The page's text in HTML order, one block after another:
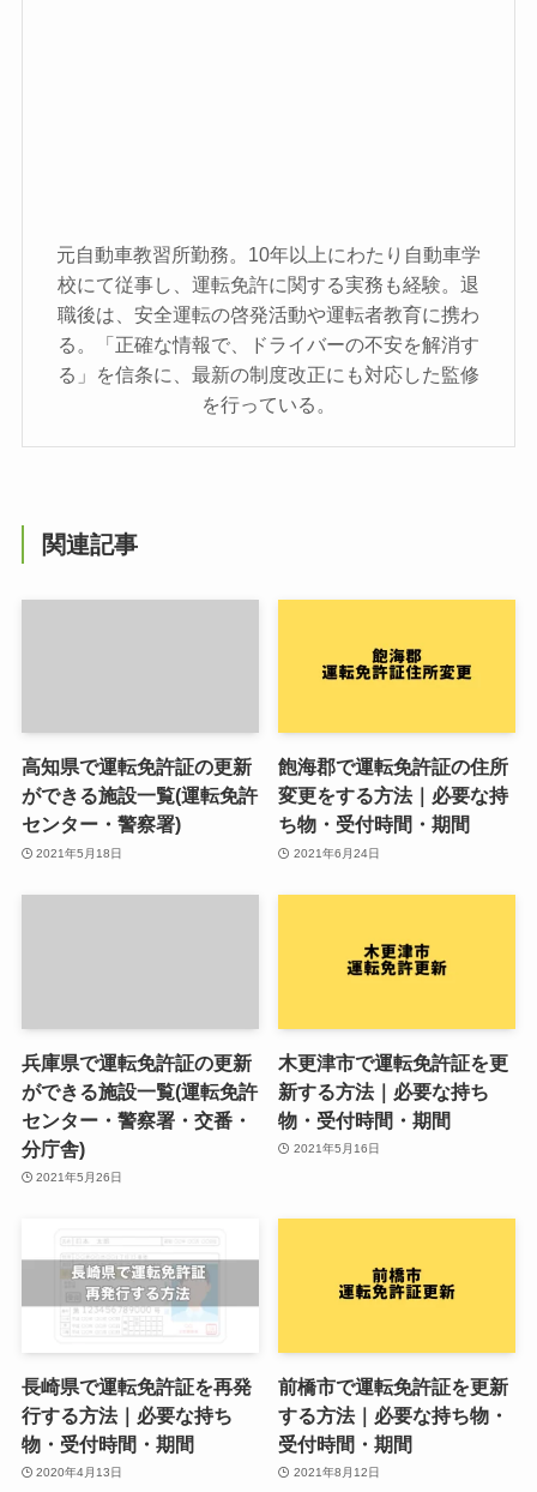
元自動車教習所勤務。10年以上にわたり自動車学
校にて従事し、運転免許に関する実務も経験。退
職後は、安全運転の啓発活動や運転者教育に携わ
る。「正確な情報で、ドライバーの不安を解消す
る」を信条に、最新の制度改正にも対応した監修
を行っている。
関連記事
高知県で運転免許証の更新
ができる施設一覧(運転免許
センター・警察署)
2021年5月18日
飽海郡で運転免許証の住所
変更をする方法｜必要な持
ち物・受付時間・期間
2021年6月24日
兵庫県で運転免許証の更新
ができる施設一覧(運転免許
センター・警察署・交番・
分庁舎)
2021年5月26日
木更津市で運転免許証を更
新する方法｜必要な持ち
物・受付時間・期間
2021年5月16日
長崎県で運転免許証を再発
行する方法｜必要な持ち
物・受付時間・期間
2020年4月13日
前橋市で運転免許証を更新
する方法｜必要な持ち物・
受付時間・期間
2021年8月12日